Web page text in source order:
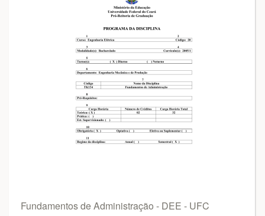
Fundamentos de Administração - DEE - UFC